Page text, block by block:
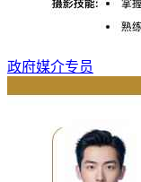
政府媒介专员